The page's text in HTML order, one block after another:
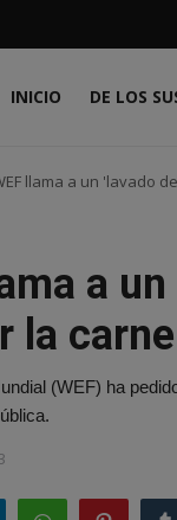
INICIO DE LOS
llama a un 'lavado
a
la
(WEF) ha